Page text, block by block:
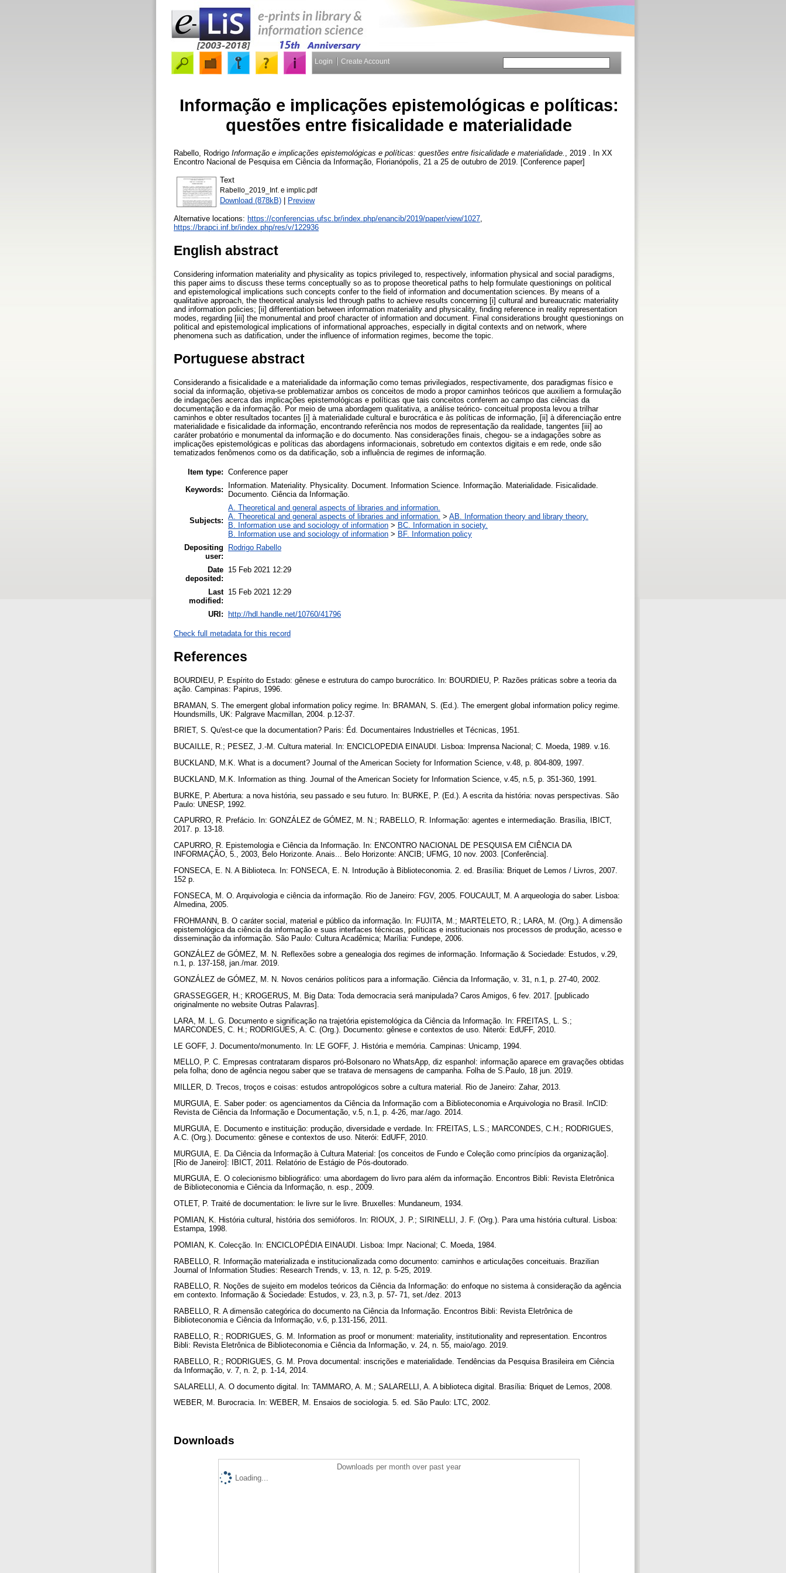
Login Create Account
Informação e implicações epistemológicas e políticas:
questões entre fisicalidade e materialidade
Rabello, Rodrigo Informação e implicações epistemológicas e políticas: questões entre fisicalidade e materialidade.
, 2019 . In XX
Encontro Nacional de Pesquisa em Ciência da Informação, Florianópolis, 21 a 25 de outubro de 2019. [Conference paper]
Text
Rabello_2019_Inf. e implic.pdf
Download (878kB) | Preview
Alternative locations: https://conferencias.ufsc.br/index.php/enancib/2019/paper/view/1027
https://brapci.inf.br/index.php/res/v/122936
English abstract
Considering information materiality and physicality as topics privileged to, respectively, information physical and social paradigms,
this paper aims to discuss these terms conceptually so as to propose theoretical paths to help formulate questionings on political
and epistemological implications such concepts confer to the field of information and documentation sciences. By means of a
qualitative approach, the theoretical analysis led through paths to achieve results concerning [i] cultural and bureaucratic materiality
and information policies; [ii] differentiation between information materiality and physicality, finding reference in reality representation
modes, regarding [iii] the monumental and proof character of information and document. Final considerations brought questionings on
political and epistemological implications of informational approaches, especially in digital contexts and on network, where
phenomena such as datification, under the influence of information regimes, become the topic.
Portuguese abstract
Considerando a fisicalidade e a materialidade da informação como temas privilegiados, respectivamente, dos paradigmas físico e
social da informação, objetiva-se problematizar ambos os conceitos de modo a propor caminhos teóricos que auxiliem a formulação
de indagações acerca das implicações epistemológicas e políticas que tais conceitos conferem ao campo das ciências da
documentação e da informação. Por meio de uma abordagem qualitativa, a análise teórico- conceitual proposta levou a trilhar
caminhos e obter resultados tocantes [i] à materialidade cultural e burocrática e às políticas de informação, [ii] à diferenciação entre
materialidade e fisicalidade da informação, encontrando referência nos modos de representação da realidade, tangentes [iii] ao
caráter probatório e monumental da informação e do documento. Nas considerações finais, chegou- se a indagações sobre as
implicações epistemológicas e políticas das abordagens informacionais, sobretudo em contextos digitais e em rede, onde são
tematizados fenômenos como os da datificação, sob a influência de regimes de informação.
Item type: Conference paper
Keywords:
Information. Materiality. Physicality. Document. Information Science. Informação. Materialidade. Fisicalidade.
Documento. Ciência da Informação.
Subjects:
A. Theoretical and general aspects of libraries and information.
A. Theoretical and general aspects of libraries and information. > AB. Information theory and library theory.
B. Information use and sociology of information > BC. Information in society.
B. Information use and sociology of information > BF. Information policy
Depositing
user:
Rodrigo Rabello
Date
deposited:
15 Feb 2021 12:29
Last
modified:
15 Feb 2021 12:29
URI: http://hdl.handle.net/10760/41796
Check full metadata for this record
References
BOURDIEU, P. Espírito do Estado: gênese e estrutura do campo burocrático. In: BOURDIEU, P. Razões práticas sobre a teoria da
ação. Campinas: Papirus, 1996.
BRAMAN, S. The emergent global information policy regime. In: BRAMAN, S. (Ed.). The emergent global information policy regime.
Houndsmills, UK: Palgrave Macmillan, 2004. p.12-37.
BRIET, S. Qu'est-ce que la documentation? Paris: Éd. Documentaires Industrielles et Técnicas, 1951.
BUCAILLE, R.; PESEZ, J.-M. Cultura material. In: ENCICLOPEDIA EINAUDI. Lisboa: Imprensa Nacional; C. Moeda, 1989. v.16.
BUCKLAND, M.K. What is a document? Journal of the American Society for Information Science, v.48, p. 804-809, 1997.
BUCKLAND, M.K. Information as thing. Journal of the American Society for Information Science, v.45, n.5, p. 351-360, 1991.
BURKE, P. Abertura: a nova história, seu passado e seu futuro. In: BURKE, P. (Ed.). A escrita da história: novas perspectivas. São
Paulo: UNESP, 1992.
CAPURRO, R. Prefácio. In: GONZÁLEZ de GÓMEZ, M. N.; RABELLO, R. Informação: agentes e intermediação. Brasília, IBICT,
2017. p. 13-18.
CAPURRO, R. Epistemologia e Ciência da Informação. In: ENCONTRO NACIONAL DE PESQUISA EM CIÊNCIA DA
INFORMAÇÃO, 5., 2003, Belo Horizonte. Anais... Belo Horizonte: ANCIB; UFMG, 10 nov. 2003. [Conferência].
FONSECA, E. N. A Biblioteca. In: FONSECA, E. N. Introdução à Biblioteconomia. 2. ed. Brasília: Briquet de Lemos / Livros, 2007.
152 p.
FONSECA, M. O. Arquivologia e ciência da informação. Rio de Janeiro: FGV, 2005. FOUCAULT, M. A arqueologia do saber. Lisboa:
Almedina, 2005.
FROHMANN, B. O caráter social, material e público da informação. In: FUJITA, M.; MARTELETO, R.; LARA, M. (Org.). A dimensão
epistemológica da ciência da informação e suas interfaces técnicas, políticas e institucionais nos processos de produção, acesso e
disseminação da informação. São Paulo: Cultura Acadêmica; Marília: Fundepe, 2006.
GONZÁLEZ de GÓMEZ, M. N. Reflexões sobre a genealogia dos regimes de informação. Informação & Sociedade: Estudos, v.29,
n.1, p. 137-158, jan./mar. 2019.
GONZÁLEZ de GÓMEZ, M. N. Novos cenários políticos para a informação. Ciência da Informação, v. 31, n.1, p. 27-40, 2002.
GRASSEGGER, H.; KROGERUS, M. Big Data: Toda democracia será manipulada? Caros Amigos, 6 fev. 2017. [publicado
originalmente no website Outras Palavras].
LARA, M. L. G. Documento e significação na trajetória epistemológica da Ciência da Informação. In: FREITAS, L. S.;
MARCONDES, C. H.; RODRIGUES, A. C. (Org.). Documento: gênese e contextos de uso. Niterói: EdUFF, 2010.
LE GOFF, J. Documento/monumento. In: LE GOFF, J. História e memória. Campinas: Unicamp, 1994.
MELLO, P. C. Empresas contrataram disparos pró-Bolsonaro no WhatsApp, diz espanhol: informação aparece em gravações obtidas
pela folha; dono de agência negou saber que se tratava de mensagens de campanha. Folha de S.Paulo, 18 jun. 2019.
MILLER, D. Trecos, troços e coisas: estudos antropológicos sobre a cultura material. Rio de Janeiro: Zahar, 2013.
MURGUIA, E. Saber poder: os agenciamentos da Ciência da Informação com a Biblioteconomia e Arquivologia no Brasil. InCID:
Revista de Ciência da Informação e Documentação, v.5, n.1, p. 4-26, mar./ago. 2014.
MURGUIA, E. Documento e instituição: produção, diversidade e verdade. In: FREITAS, L.S.; MARCONDES, C.H.; RODRIGUES,
A.C. (Org.). Documento: gênese e contextos de uso. Niterói: EdUFF, 2010.
MURGUIA, E. Da Ciência da Informação à Cultura Material: [os conceitos de Fundo e Coleção como princípios da organização].
[Rio de Janeiro]: IBICT, 2011. Relatório de Estágio de Pós-doutorado.
MURGUIA, E. O colecionismo bibliográfico: uma abordagem do livro para além da informação. Encontros Bibli: Revista Eletrônica
de Biblioteconomia e Ciência da Informação, n. esp., 2009.
OTLET, P. Traité de documentation: le livre sur le livre. Bruxelles: Mundaneum, 1934.
POMIAN, K. História cultural, história dos semióforos. In: RIOUX, J. P.; SIRINELLI, J. F. (Org.). Para uma história cultural. Lisboa:
Estampa, 1998.
POMIAN, K. Colecção. In: ENCICLOPÉDIA EINAUDI. Lisboa: Impr. Nacional; C. Moeda, 1984.
RABELLO, R. Informação materializada e institucionalizada como documento: caminhos e articulações conceituais. Brazilian
Journal of Information Studies: Research Trends, v. 13, n. 12, p. 5-25, 2019.
RABELLO, R. Noções de sujeito em modelos teóricos da Ciência da Informação: do enfoque no sistema à consideração da agência
em contexto. Informação & Sociedade: Estudos, v. 23, n.3, p. 57- 71, set./dez. 2013
RABELLO, R. A dimensão categórica do documento na Ciência da Informação. Encontros Bibli: Revista Eletrônica de
Biblioteconomia e Ciência da Informação, v.6, p.131-156, 2011.
RABELLO, R.; RODRIGUES, G. M. Information as proof or monument: materiality, institutionality and representation. Encontros
Bibli: Revista Eletrônica de Biblioteconomia e Ciência da Informação, v. 24, n. 55, maio/ago. 2019.
RABELLO, R.; RODRIGUES, G. M. Prova documental: inscrições e materialidade. Tendências da Pesquisa Brasileira em Ciência
da Informação, v. 7, n. 2, p. 1-14, 2014.
SALARELLI, A. O documento digital. In: TAMMARO, A. M.; SALARELLI, A. A biblioteca digital. Brasília: Briquet de Lemos, 2008.
WEBER, M. Burocracia. In: WEBER, M. Ensaios de sociologia. 5. ed. São Paulo: LTC, 2002.
Downloads
Downloads per month over past year
Loading...